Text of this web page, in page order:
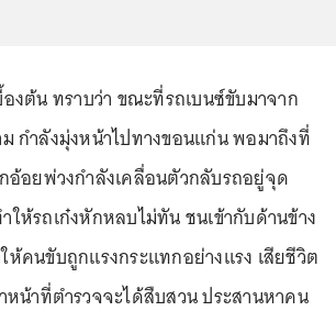
งต้น ทราบว่า ขณะที่รถเบนซ์ขับมาจาก
กำลังมุ่งหน้าไปทางขอนแก่น พอมาถึงที่
อ้อยพ่วงกำลังเคลื่อนตัวกลับรถอยู่จุด
ห้รถเก๋งหักหลบไม่ทัน ชนเข้ากับด้านข้าง
ห้คนขับถูกแรงกระแทกอย่างแรง เสียชีวิต
หน้าที่ตำรวจจะได้สืบสวน ประสานหาคน